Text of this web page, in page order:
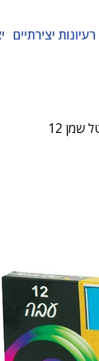
רעיונות יצירתיים
שמן 12